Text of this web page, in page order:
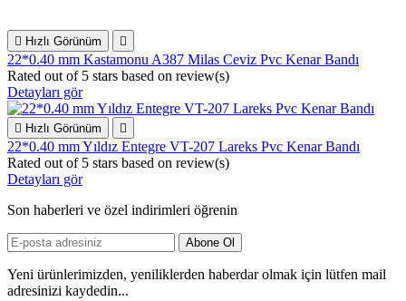
 Hızlı Görünüm 
22*0.40 mm Kastamonu A387 Milas Ceviz Pvc Kenar Bandı
Rated out of 5 stars based on review(s)
Detayları gör
 Hızlı Görünüm 
22*0.40 mm Yıldız Entegre VT-207 Lareks Pvc Kenar Bandı
Rated out of 5 stars based on review(s)
Detayları gör
Son haberleri ve özel indirimleri öğrenin
Yeni ürünlerimizden, yeniliklerden haberdar olmak için lütfen mail
adresinizi kaydedin...